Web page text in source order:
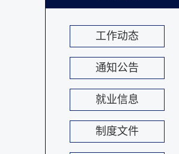
工作动态
通知公告
就业信息
制度文件